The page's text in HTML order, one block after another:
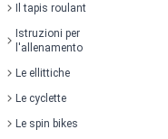
Il tapis roulant
Istruzioni per
l'allenamento
Le ellittiche
Le cyclette
Le spin bikes